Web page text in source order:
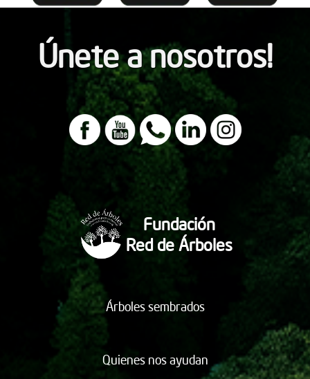
Únete a nosotros!
Fundación
Red de Árboles
Árboles sembrados
Quienes nos ayudan